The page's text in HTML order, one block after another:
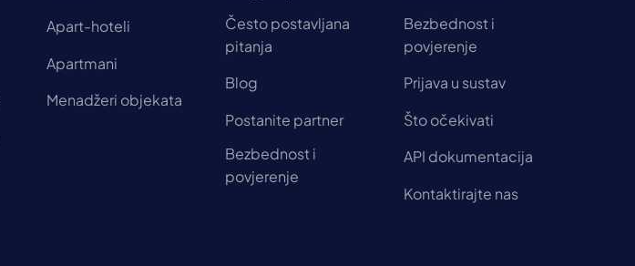
Apart-hoteli
Apartmani
Menadžeri objekata
Često postavljana
pitanja
Blog
Postanite partner
Bezbednost i
povjerenje
Bezbednost i
povjerenje
Prijava u sustav
Što očekivati
API dokumentacija
Kontaktirajte nas